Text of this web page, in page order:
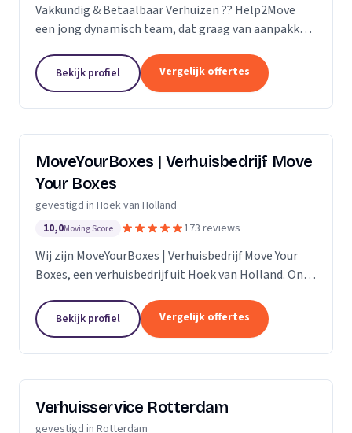
Vakkundig & Betaalbaar Verhuizen ?? Help2Move
een jong dynamisch team, dat graag van aanpakken
Vraag naar de mogelijkheden.
Bekijk profiel Vergelijk offertes
MoveYourBoxes | Verhuisbedrijf Move
Your Boxes
gevestigd in Hoek van Holland
10,0Moving Score 173 reviews
Wij zijn MoveYourBoxes | Verhuisbedrijf Move Your
Boxes, een verhuisbedrijf uit Hoek van Holland. Ons
Bekijk profiel Vergelijk offertes
Verhuisservice Rotterdam
gevestigd in Rotterdam